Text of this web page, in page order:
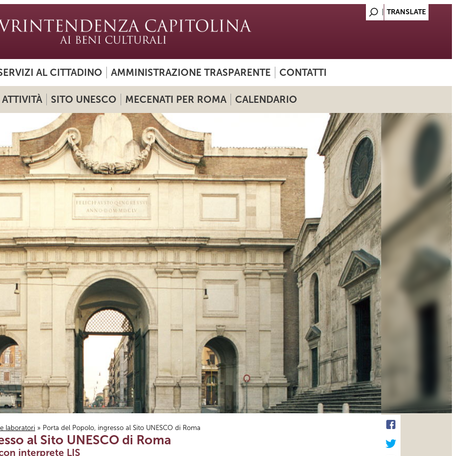
AL CITTADINO AMMINISTRAZIONE TRASPARENTE CONTATTI
ATTIVITÀ SITO UNESCO MECENATI PER ROMA CALENDARIO
laboratori » Porta del Popolo, ingresso al Sito UNESCO di Roma
al Sito UNESCO di Roma
interprete LIS